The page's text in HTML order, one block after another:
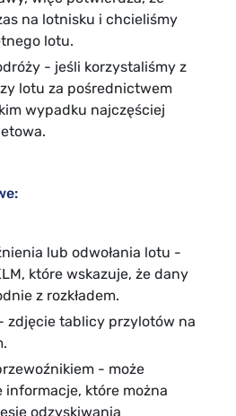
na lotnisku i chcieliśmy
lotu.
- jeśli korzystaliśmy z
lotu za pośrednictwem
wypadku najczęściej
lub odwołania lotu -
które wskazuje, że dany
z rozkładem.
zdjęcie tablicy przylotów na
- może
które można
odzyskiwania